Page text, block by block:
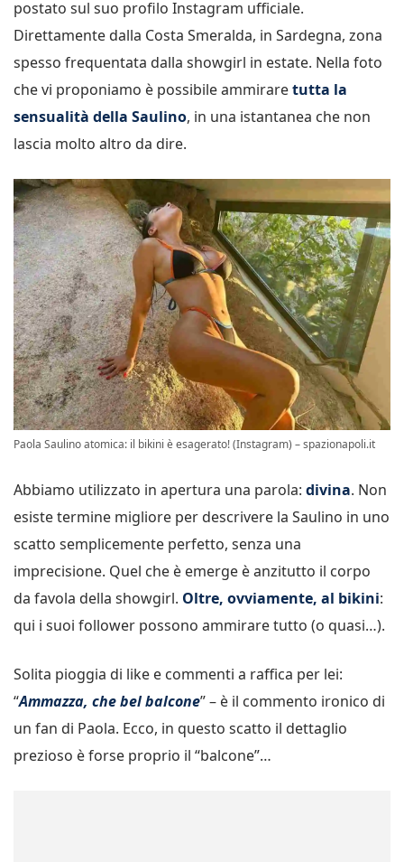
postato sul suo profilo Instagram ufficiale.
Direttamente dalla Costa Smeralda, in Sardegna, zona
spesso frequentata dalla showgirl in estate. Nella foto
che vi proponiamo è possibile ammiraretutta la
sensualità della Saulino, in una istantanea che non
lascia molto altro da dire.
Paola Saulino atomica: il bikini è esagerato! (Instagram) – spazionapoli.it
Abbiamo utilizzato in apertura una parola: divina. Non
esiste termine migliore per descrivere la Saulino in uno
scatto semplicemente perfetto, senza una
imprecisione. Quel che è emerge è anzitutto il corpo
da favola della showgirl. Oltre, ovviamente, al bikini:
qui i suoi follower possono ammirare tutto (o quasi…).
Solita pioggia di like e commenti a raffica per lei:
“Ammazza, che bel balcone” – è il commento ironico di
un fan di Paola. Ecco, in questo scatto il dettaglio
prezioso è forse proprio il “balcone”…